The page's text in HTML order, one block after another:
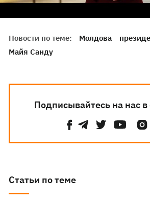
Новости по теме: Молдова
Майя Санду
Подписывайтесь на нас в
Статьи по теме